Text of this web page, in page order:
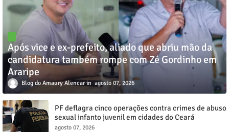
Após vice e ex-prefeito, aliado que abriu mão da
candidatura também rompe com Zé Gordinho em
Araripe
Blog do Amaury Alencar agosto 07, 2026
PF deflagra cinco operações contra crimes de abuso
sexual infanto juvenil em cidades do Ceará
agosto 07, 2026